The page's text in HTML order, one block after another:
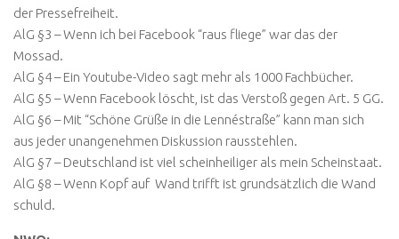
der Pressefreiheit.
AlG §3 – Wenn ich bei Facebook “raus fliege” war das der
Mossad.
AlG §4 – Ein Youtube-Video sagt mehr als 1000 Fachbücher.
AlG §5 – Wenn Facebook löscht, ist das Verstoß gegen Art. 5 GG.
AlG §6 – Mit “Schöne Grüße in die Lennéstraße” kann man sich
aus jeder unangenehmen Diskussion rausstehlen.
AlG §7 – Deutschland ist viel scheinheiliger als mein Scheinstaat.
AlG §8 – Wenn Kopf auf Wand trifft ist grundsätzlich die Wand
schuld.